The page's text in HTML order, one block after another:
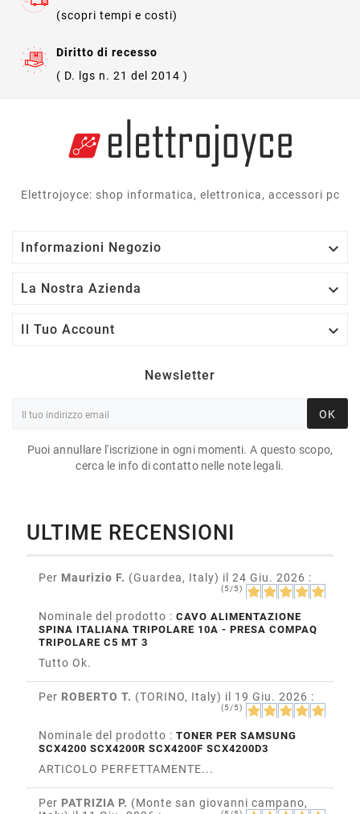
(scopri tempi e costi)
Diritto di recesso
( D. lgs n. 21 del 2014 )
Elettrojoyce: shop informatica, elettronica, accessori pc
Informazioni Negozio 
La Nostra Azienda 
Il Tuo Account 
Newsletter
OK
Puoi annullare l'iscrizione in ogni momenti. A questo scopo,
cerca le info di contatto nelle note legali.
ULTIME RECENSIONI
Per Maurizio F. (Guardea, Italy) il 24 Giu. 2026 :
(5/5)
Nominale del prodotto : CAVO ALIMENTAZIONE
SPINA ITALIANA TRIPOLARE 10A - PRESA COMPAQ
TRIPOLARE C5 MT 3
Tutto Ok.
Per ROBERTO T. (TORINO, Italy) il 19 Giu. 2026 :
(5/5)
Nominale del prodotto : TONER PER SAMSUNG
SCX4200 SCX4200R SCX4200F SCX4200D3
ARTICOLO PERFETTAMENTE...
Per PATRIZIA P. (Monte san giovanni campano,